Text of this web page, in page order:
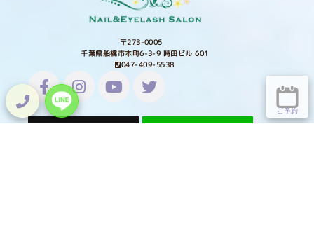
〒273-0005
千葉県船橋市本町6-3-9 時田ビル 601
047-409-5538
ご予約